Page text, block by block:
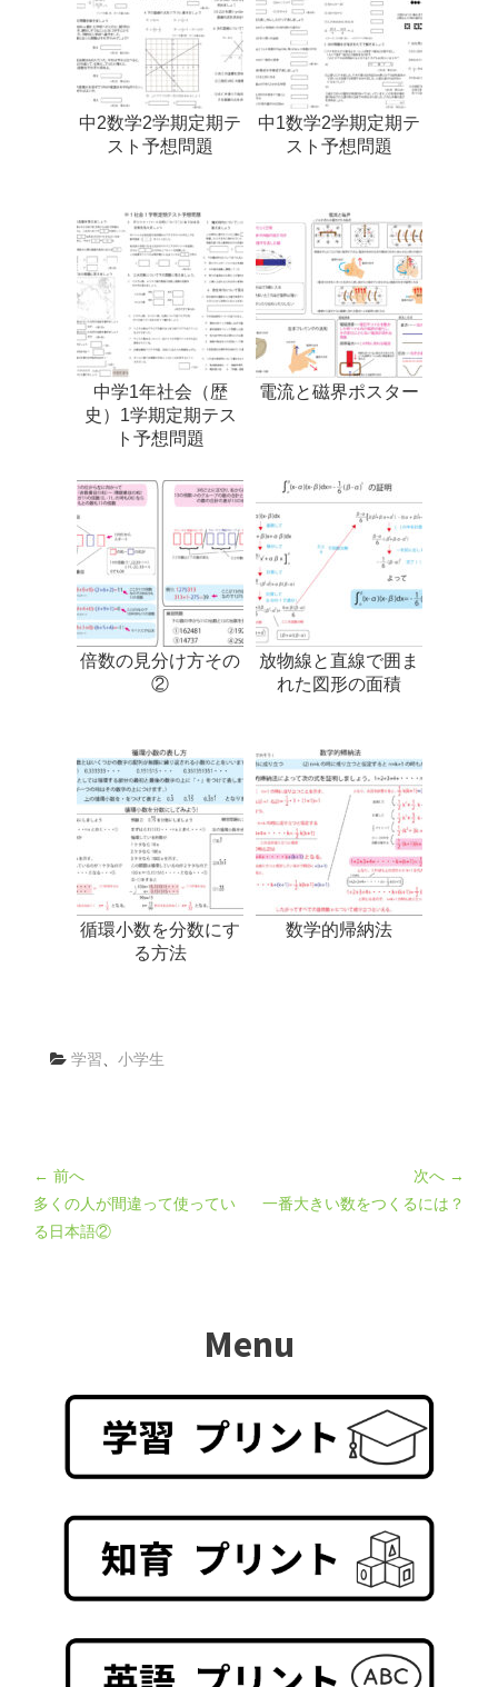
中2数学2学期定期テ
スト予想問題
中1数学2学期定期テ
スト予想問題
中学1年社会（歴
史）1学期定期テス
ト予想問題
電流と磁界ポスター
倍数の見分け方その
②
放物線と直線で囲ま
れた図形の面積
循環小数を分数にす
る方法
数学的帰納法
学習、 小学生
← 前へ
多くの人が間違って使ってい
る日本語②
次へ →
一番大きい数をつくるには？
Menu